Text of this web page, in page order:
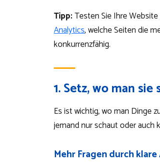
Tipp:Testen Sie Ihre
Analytics, welche Seiten die
konkurrenzfähig.
1. Setz, wo man
Es ist wichtig, wo man Dinge
jemand nur schaut oder auch
Mehr Fragen durch